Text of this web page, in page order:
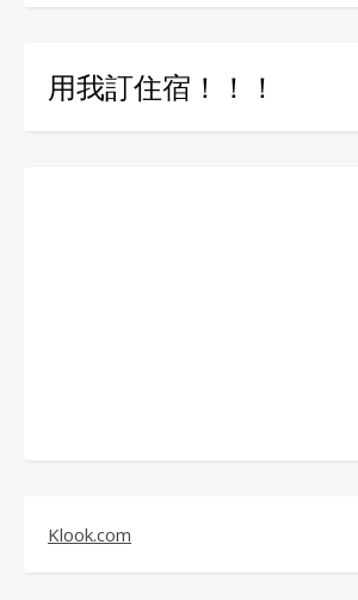
用我訂住宿！！！
Klook.com